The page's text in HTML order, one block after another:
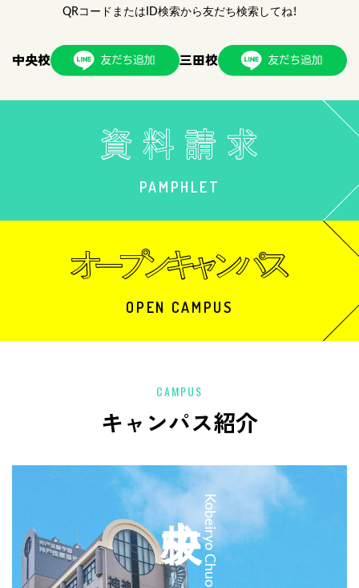
QRコードまたはID検索から友だち検索してね！
中央校 三田校
PAMPHLET
OPEN CAMPUS
CAMPUS
キャンパス紹介
Kobeiryo Chuo